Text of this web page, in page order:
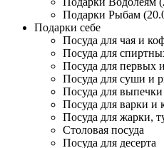
Подарки Рыбам
Подарки себе
Посуда для чая и
Посуда для
Посуда для первых
Посуда для суши и
Посуда для выпечки
Посуда для варки и
Посуда для жарки,
Столовая посуда
Посуда для десерта